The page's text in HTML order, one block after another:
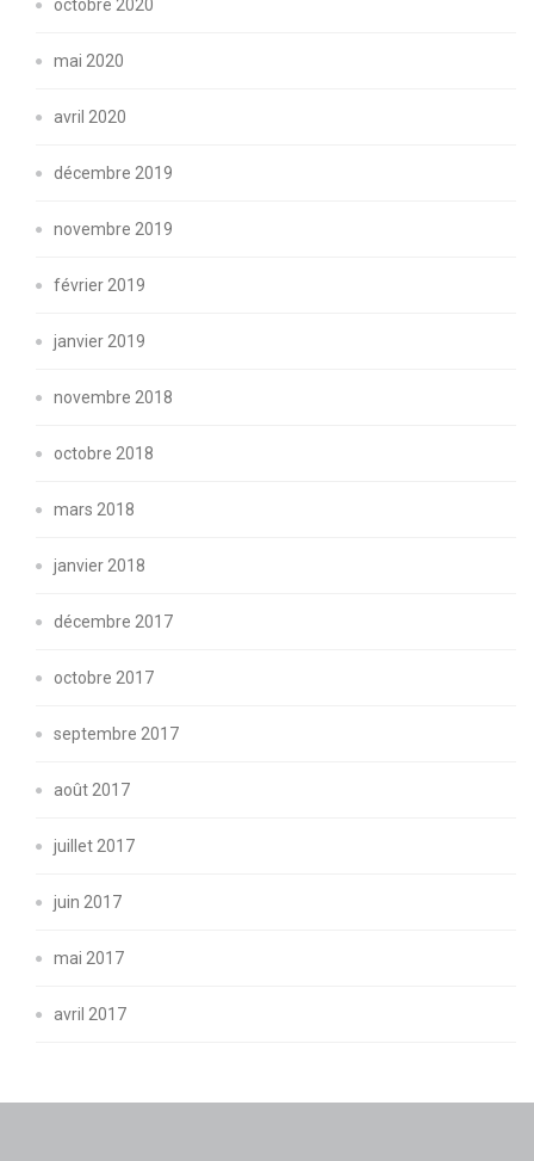
octobre 2020
mai 2020
avril 2020
décembre 2019
novembre 2019
février 2019
janvier 2019
novembre 2018
octobre 2018
mars 2018
janvier 2018
décembre 2017
octobre 2017
septembre 2017
août 2017
juillet 2017
juin 2017
mai 2017
avril 2017